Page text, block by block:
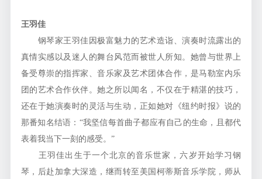
王羽佳
钢琴家王羽佳因极富魅力的艺术造诣、演奏时流露出的
真情实感以及迷人的舞台风范而被世人所知。她曾与世界上
备受尊崇的指挥家、音乐家及艺术团体合作，是马勒室内乐
团的艺术合作伙伴。她之所以闻名，不仅在于精湛的技巧，
还在于她演奏时的灵活与生动，正如她对《纽约时报》说的
那番知名结语：“我坚信每首曲子都应有自己的生命，且都代
表着我当下一刻的感受。”
王羽佳出生于一个北京的音乐世家，六岁开始学习钢
琴，后赴加拿大深造，继而转至美国柯蒂斯音乐学院，师从